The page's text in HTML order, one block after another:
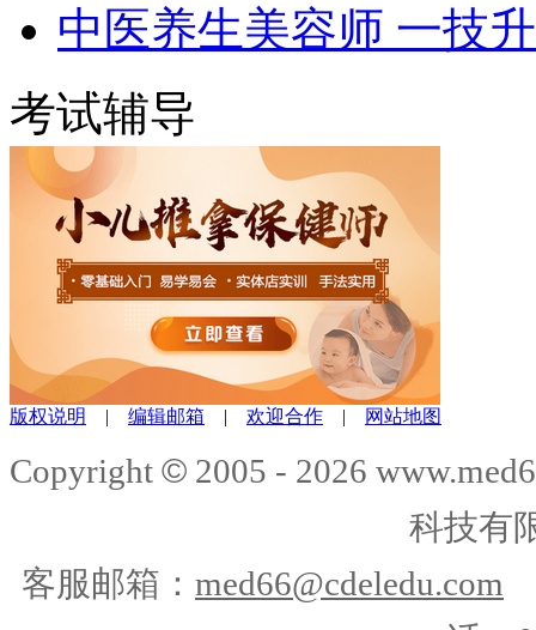
中医养生美容师 一技
考试辅导
版权说明 | 编辑邮箱 | 欢迎合作 | 网站地图
Copyright © 2005 - 2026
科技有
客服邮箱： med66@cdeledu.com